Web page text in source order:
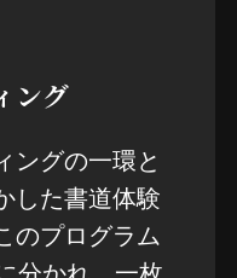
ング
ングの一環と
した書道体験
のプログラム
分かれ、一枚